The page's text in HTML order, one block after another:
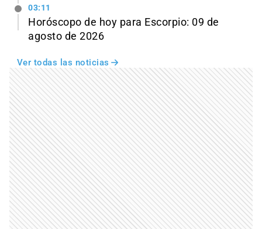
03:11
Horóscopo de hoy para Escorpio: 09 de
agosto de 2026
Ver todas las noticias